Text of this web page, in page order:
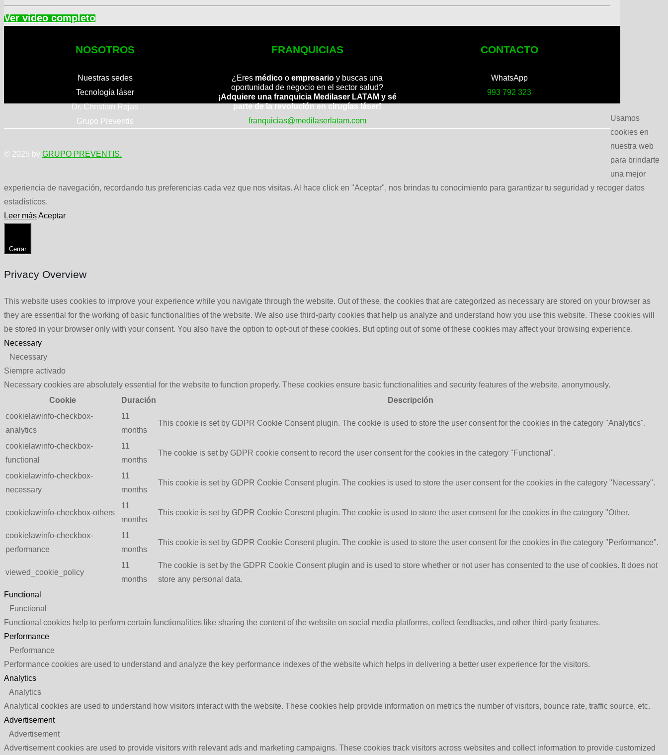
NOSOTROS
Nuestras sedes
Tecnología láser
Dr. Christian Rojas
Grupo Preventis
FRANQUICIAS
¿Eres médico o empresario y buscas una
oportunidad de negocio en el sector salud?
¡Adquiere una franquicia Medilaser LATAM y sé
parte de la revolución en cirugías láser!
franquicias@medilaserlatam.com
CONTACTO
WhatsApp
993 792 323
© 2025 by GRUPO PREVENTIS.
Usamos
cookies en
nuestra web
para brindarte
una mejor
experiencia de navegación, recordando tus preferencias cada vez que nos visitas. Al hace click en "Aceptar", nos brindas tu conocimiento para garantizar tu seguridad y recoger datos
estadísticos.
Leer másAceptar
Cerrar
Privacy Overview
This website uses cookies to improve your experience while you navigate through the website. Out of these, the cookies that are categorized as necessary are stored on your browser as
they are essential for the working of basic functionalities of the website. We also use third-party cookies that help us analyze and understand how you use this website. These cookies will
be stored in your browser only with your consent. You also have the option to opt-out of these cookies. But opting out of some of these cookies may affect your browsing experience.
Necessary
Necessary
Siempre activado
Necessary cookies are absolutely essential for the website to function properly. These cookies ensure basic functionalities and security features of the website, anonymously.
Cookie
Duración
Descripción
cookielawinfo-checkbox-
analytics
11
months
This cookie is set by GDPR Cookie Consent plugin. The cookie is used to store the user consent for the cookies in the category "Analytics".
cookielawinfo-checkbox-
functional
11
months
The cookie is set by GDPR cookie consent to record the user consent for the cookies in the category "Functional".
cookielawinfo-checkbox-
necessary
11
months
This cookie is set by GDPR Cookie Consent plugin. The cookies is used to store the user consent for the cookies in the category "Necessary".
cookielawinfo-checkbox-others
11
months
This cookie is set by GDPR Cookie Consent plugin. The cookie is used to store the user consent for the cookies in the category "Other.
cookielawinfo-checkbox-
performance
11
months
This cookie is set by GDPR Cookie Consent plugin. The cookie is used to store the user consent for the cookies in the category "Performance".
viewed_cookie_policy
11
months
The cookie is set by the GDPR Cookie Consent plugin and is used to store whether or not user has consented to the use of cookies. It does not
store any personal data.
Functional
Functional
Functional cookies help to perform certain functionalities like sharing the content of the website on social media platforms, collect feedbacks, and other third-party features.
Performance
Performance
Performance cookies are used to understand and analyze the key performance indexes of the website which helps in delivering a better user experience for the visitors.
Analytics
Analytics
Analytical cookies are used to understand how visitors interact with the website. These cookies help provide information on metrics the number of visitors, bounce rate, traffic source, etc.
Advertisement
Advertisement
Advertisement cookies are used to provide visitors with relevant ads and marketing campaigns. These cookies track visitors across websites and collect information to provide customized